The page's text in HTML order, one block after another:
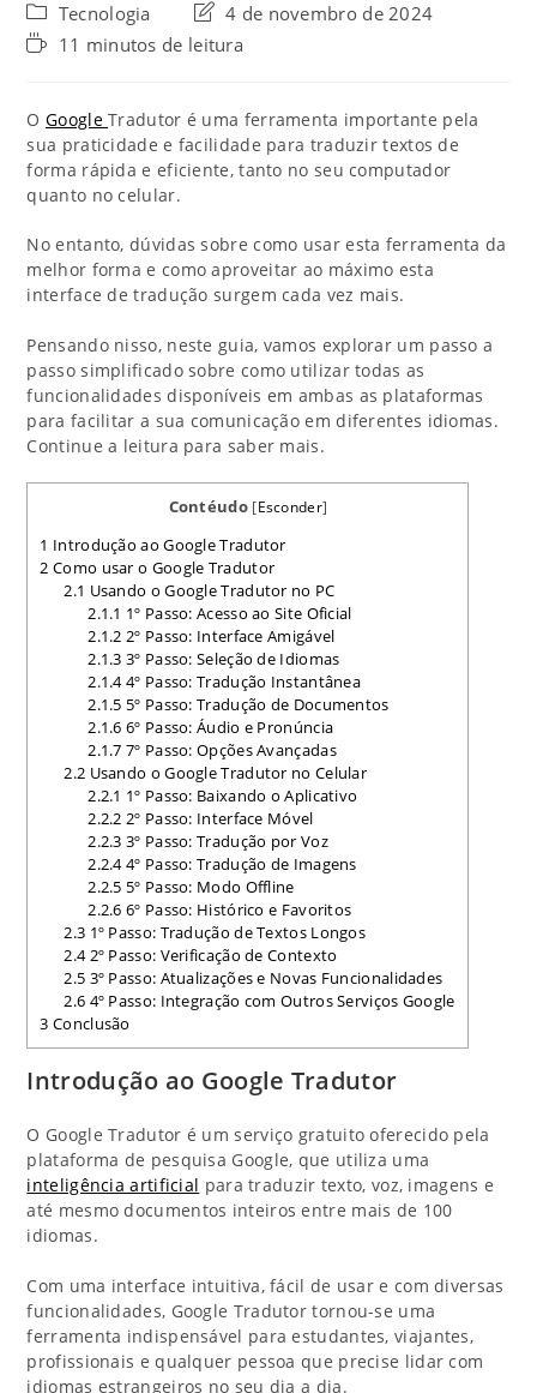
Tecnologia
4 de novembro de 2024
11 minutos de leitura
OGoogleTradutor é uma ferramenta importante pela
sua praticidade e facilidade para traduzir textos de
forma rápida e eficiente, tanto no seu computador
quanto no celular.
No entanto, dúvidas sobre como usar esta ferramenta da
melhor forma e como aproveitar ao máximo esta
interface de tradução surgem cada vez mais.
Pensando nisso, neste guia, vamos explorar um passo a
passo simplificado sobre como utilizar todas as
funcionalidades disponíveis em ambas as plataformas
para facilitar a sua comunicação em diferentes idiomas.
Continue a leitura para saber mais.
Contéudo [Esconder]
1 Introdução ao Google Tradutor
2 Como usar o Google Tradutor
2.1 Usando o Google Tradutor no PC
2.1.1 1º Passo: Acesso ao Site Oficial
2.1.2 2º Passo: Interface Amigável
2.1.3 3º Passo: Seleção de Idiomas
2.1.44º Passo: Tradução Instantânea
2.1.5 5º Passo: Tradução de Documentos
2.1.6 6º Passo: Áudio e Pronúncia
2.1.7 7º Passo: Opções Avançadas
2.2 Usando o Google Tradutor no Celular
2.2.1 1º Passo: Baixando o Aplicativo
2.2.2 2º Passo: Interface Móvel
2.2.3 3º Passo: Tradução por Voz
2.2.44º Passo: Tradução de Imagens
2.2.5 5º Passo: Modo Offline
2.2.6 6º Passo: Histórico e Favoritos
2.3 1º Passo: Tradução de Textos Longos
2.42º Passo: Verificação de Contexto
2.5 3º Passo: Atualizações e Novas Funcionalidades
2.6 4º Passo: Integração com Outros Serviços Google
3 Conclusão
Introdução ao Google Tradutor
O Google Tradutor é um serviço gratuito oferecido pela
plataforma de pesquisa Google, que utiliza uma
inteligência artificial para traduzir texto, voz, imagens e
até mesmo documentos inteiros entre mais de 100
idiomas.
Com uma interface intuitiva, fácil de usar e com diversas
funcionalidades, Google Tradutor tornou-se uma
ferramenta indispensável para estudantes, viajantes,
profissionais e qualquer pessoa que precise lidar com
idiomas estrangeiros no seu dia a dia.